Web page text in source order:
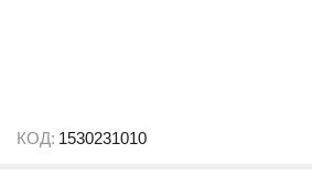
КОД: 1530231010